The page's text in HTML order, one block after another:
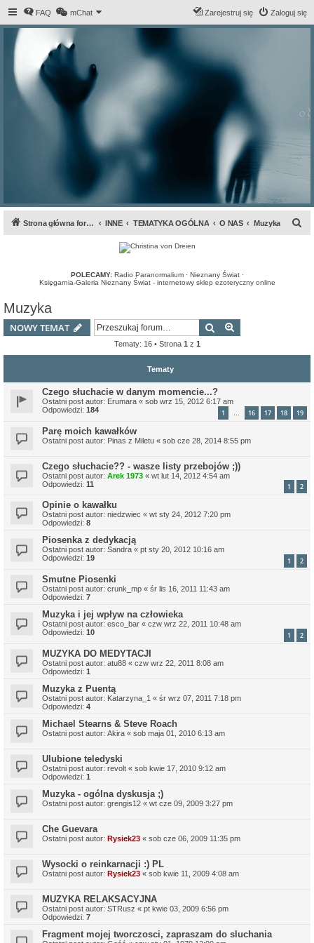
FAQ mChat Zaloguj się
Zarejestruj się
Strona główna forum INNE TEMATYKA OGÓLNA O NAS Muzyka
POLECAMY: Radio Paranormalium· Nieznany Świat·
Księgarnia-Galeria Nieznany Świat - internetowy sklep ezoteryczny online
Muzyka
NOWY TEMAT Szukaj
Tematy: 16 • Strona 1 z 1
Tematy
Czego słuchacie w danym momencie...?
Ostatni post autor: Erumara « sob wrz 15, 2012 6:17 am
Odpowiedzi: 184 1 … 16 17 18 19
Parę moich kawałków
Ostatni post autor: Pinas z Miletu « sob cze 28, 2014 8:55 pm
Czego słuchacie?? - wasze listy przebojów ;))
Ostatni post autor: Arek 1973 « wt lut 14, 2012 4:54 am
Odpowiedzi: 11 1 2
Opinie o kawałku
Ostatni post autor: niedzwiec « wt sty 24, 2012 7:20 pm
Odpowiedzi: 8
Piosenka z dedykacją
Ostatni post autor: Sandra « pt sty 20, 2012 10:16 am
Odpowiedzi: 19 1 2
Smutne Piosenki
Ostatni post autor: crunk_mp « śr lis 16, 2011 11:43 am
Odpowiedzi: 7
Muzyka i jej wpływ na człowieka
Ostatni post autor: esco_bar « czw wrz 22, 2011 10:48 am
Odpowiedzi: 10 1 2
MUZYKA DO MEDYTACJI
Ostatni post autor: atu88 « czw wrz 22, 2011 8:08 am
Odpowiedzi: 1
Muzyka z Puentą
Ostatni post autor: Katarzyna_1 « śr wrz 07, 2011 7:18 pm
Odpowiedzi: 4
Michael Stearns & Steve Roach
Ostatni post autor: Akira « sob maja 01, 2010 6:13 am
Ulubione teledyski
Ostatni post autor: revolt « sob kwie 17, 2010 9:12 am
Odpowiedzi: 1
Muzyka - ogólna dyskusja ;)
Ostatni post autor: grengis12 « wt cze 09, 2009 3:27 pm
Che Guevara
Ostatni post autor: Rysiek23 « sob cze 06, 2009 11:35 pm
Wysocki o reinkarnacji :) PL
Ostatni post autor: Rysiek23 « sob kwie 11, 2009 4:08 am
MUZYKA RELAKSACYJNA
Ostatni post autor: STRusz « pt kwie 03, 2009 6:56 pm
Odpowiedzi: 7
Fragment mojej tworczosci, zapraszam do sluchania